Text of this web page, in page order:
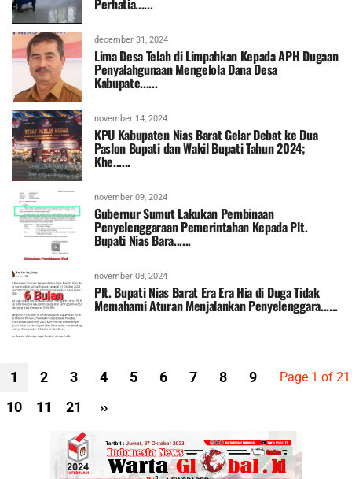
Perhatia......
december 31, 2024
Lima Desa Telah di Limpahkan Kepada APH Dugaan
Penyalahgunaan Mengelola Dana Desa
Kabupate......
november 14, 2024
KPU Kabupaten Nias Barat Gelar Debat ke Dua
Paslon Bupati dan Wakil Bupati Tahun 2024;
Khe......
november 09, 2024
Gubernur Sumut Lakukan Pembinaan
Penyelenggaraan Pemerintahan Kepada Plt.
Bupati Nias Bara......
november 08, 2024
Plt. Bupati Nias Barat Era Era Hia di Duga Tidak
Memahami Aturan Menjalankan Penyelenggara......
Page 1 of 21
1 2 3 4 5 6 7 8
9
10
11 21 ››